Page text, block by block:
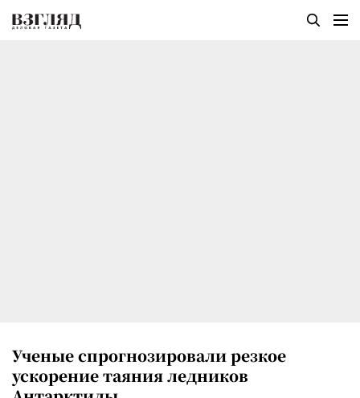
Ученые спрогнозировали резкое
ускорение таяния ледников